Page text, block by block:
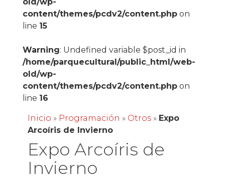
content/themes/pcdv2/content.phpon
line 15
Warning: Undefined variable $post_id in
/home/parquecultural/public_html/web-
old/wp-
content/themes/pcdv2/content.phpon
line 16
Inicio » Programación » Otros» Expo
Arcoíris de Invierno
Expo Arcoíris de
Invierno